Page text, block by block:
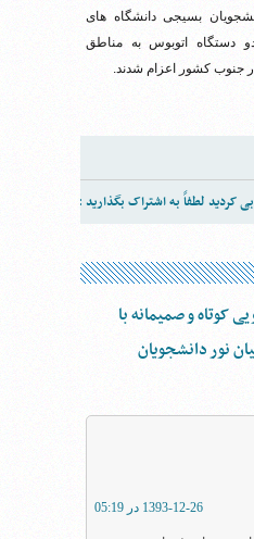
نفر از دانشجویان بسیجی دانشگاه های
دستگاه اتوبوس به مناطق
جنوب کشور اعزام شدند.
کردید لطفاً به اشتراک بگذارید :
کوتاه و صمیمانه با
نور دانشجویان
1393-12-26 در 05:19